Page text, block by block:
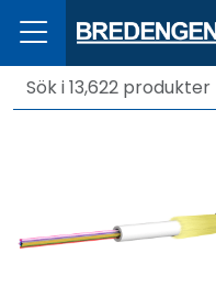
Toggle navigation
Produkter